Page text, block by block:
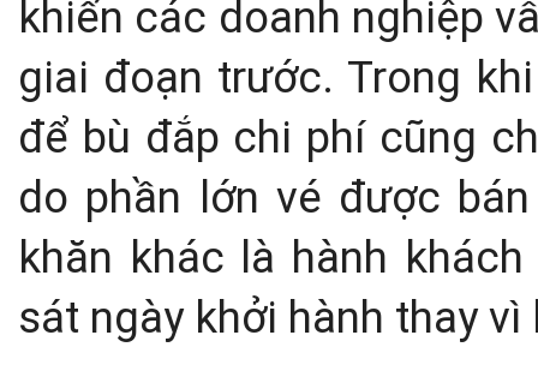
khiến các doanh nghiệp
giai đoạn trước. Trong
để bù đắp chi phí cũng
do phần lớn vé được
khăn khác là hành
sát ngày khởi hành thay